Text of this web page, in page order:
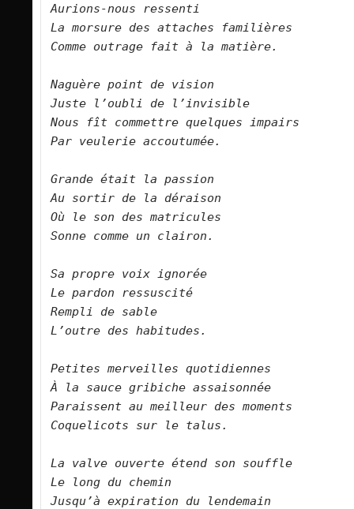
Aurions-nous ressenti
La morsure des attaches familières
Comme outrage fait à la matière.
Naguère point de vision
Juste l’oubli de l’invisible
Nous fît commettre quelques impairs
Par veulerie accoutumée.
Grande était la passion
Au sortir de la déraison
Où le son des matricules
Sonne comme un clairon.
Sa propre voix ignorée
Le pardon ressuscité
Rempli de sable
L’outre des habitudes.
Petites merveilles quotidiennes
À la sauce gribiche assaisonnée
Paraissent au meilleur des moments
Coquelicots sur le talus.
La valve ouverte étend son souffle
Le long du chemin
Jusqu’à expiration du lendemain